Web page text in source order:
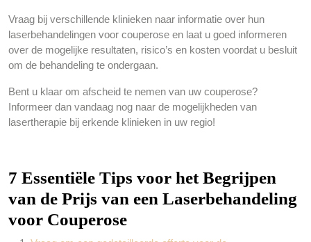
Vraag bij verschillende klinieken naar informatie over hun
laserbehandelingen voor couperose en laat u goed informeren
over de mogelijke resultaten, risico’s en kosten voordat u besluit
om de behandeling te ondergaan.
Bent u klaar om afscheid te nemen van uw couperose?
Informeer dan vandaag nog naar de mogelijkheden van
lasertherapie bij erkende klinieken in uw regio!
7 Essentiële Tips voor het Begrijpen
van de Prijs van een Laserbehandeling
voor Couperose